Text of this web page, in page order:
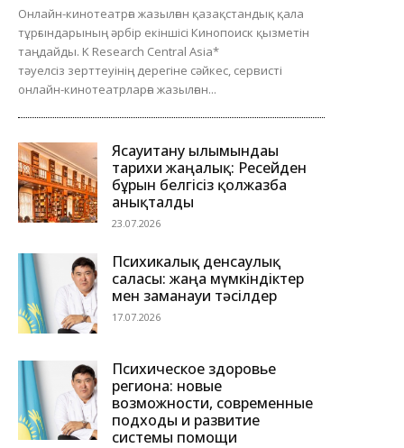
Онлайн-кинотеатрға жазылған қазақстандық қала
тұрғындарының әрбір екіншісі Кинопоиск қызметін
таңдайды. K Research Central Asia*
тәуелсіз зерттеуінің дерегіне сәйкес, сервисті
онлайн-кинотеатрларға жазылған...
Ясауитану ғылымындағы
тарихи жаңалық: Ресейден
бұрын белгісіз қолжазба
анықталды
23.07.2026
Психикалық денсаулық
саласы: жаңа мүмкіндіктер
мен заманауи тәсілдер
17.07.2026
Психическое здоровье
региона: новые
возможности, современные
подходы и развитие
системы помощи